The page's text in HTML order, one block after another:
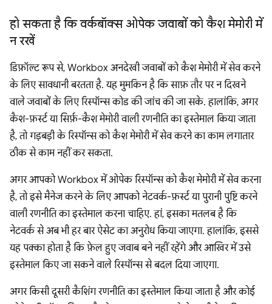
हो सकता है कि वर्कबॉक्स ओपेक जवाबों को कैश मेमोरी में
न रखें
डिफ़ॉल्ट रूप से, Workbox अनदेखी जवाबों को कैश मेमोरी में सेव करने
के लिए सावधानी बरतता है. यह मुमकिन है कि साफ़ तौर पर न दिखने
वाले जवाबों के लिए रिस्पॉन्स कोड की जांच की जा सके. हालांकि, अगर
कैश-फ़र्स्ट या सिर्फ़-कैश मेमोरी वाली रणनीति का इस्तेमाल किया जाता
है, तो गड़बड़ी के रिस्पॉन्स को कैश मेमोरी में सेव करने का काम लगातार
ठीक से काम नहीं कर सकता.
अगर आपको Workbox में ओपेक रिस्पॉन्स को कैश मेमोरी में सेव करना
है, तो इसे मैनेज करने के लिए आपको नेटवर्क-फ़र्स्ट या पुरानी पुष्टि करने
वाली रणनीति का इस्तेमाल करना चाहिए. हां, इसका मतलब है कि
नेटवर्क से अब भी हर बार ऐसेट का अनुरोध किया जाएगा. हालांकि, इससे
यह पक्का होता है कि फ़ेल हुए जवाब बने नहीं रहेंगे और आखिर में उसे
इस्तेमाल किए जा सकने वाले रिस्पॉन्स से बदल दिया जाएगा.
अगर किसी दूसरी कैशिंग रणनीति का इस्तेमाल किया जाता है और कोई